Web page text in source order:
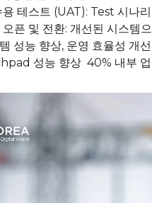
테스트 (UAT): Test 시나
픈 및 전환: 개선된 시스템
성능 향상, 운영 효율성
성능 향상 40% 내부